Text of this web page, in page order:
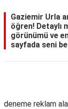
Gaziemir Urla
öğren! Detaylı
görünümü ve
sayfada seni
deneme reklam